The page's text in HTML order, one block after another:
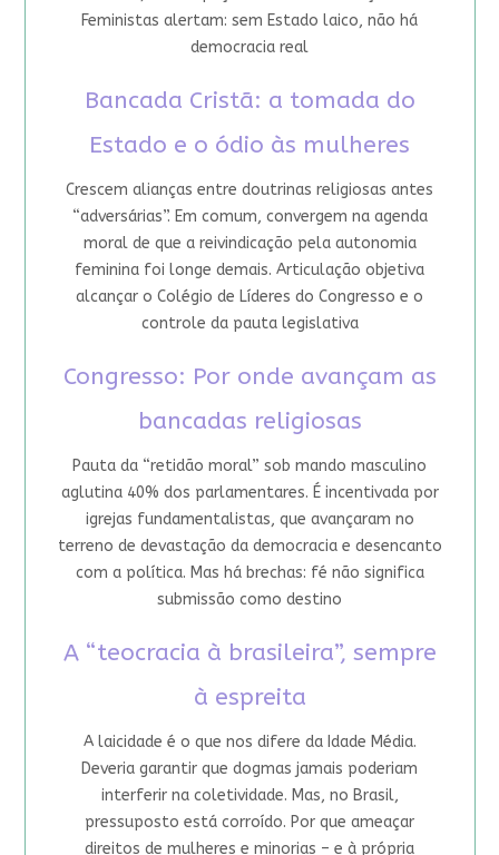
Feministas alertam: sem Estado laico, não há
democracia real
Bancada Cristã: a tomada do
Estado e o ódio às mulheres
Crescem alianças entre doutrinas religiosas antes
“adversárias”. Em comum, convergem na agenda
moral de que a reivindicação pela autonomia
feminina foi longe demais. Articulação objetiva
alcançar o Colégio de Líderes do Congresso e o
controle da pauta legislativa
Congresso: Por onde avançam as
bancadas religiosas
Pauta da “retidão moral” sob mando masculino
aglutina 40% dos parlamentares. É incentivada por
igrejas fundamentalistas, que avançaram no
terreno de devastação da democracia e desencanto
com a política. Mas há brechas: fé não significa
submissão como destino
A “teocracia à brasileira”, sempre
à espreita
A laicidade é o que nos difere da Idade Média.
Deveria garantir que dogmas jamais poderiam
interferir na coletividade. Mas, no Brasil,
pressuposto está corroído. Por que ameaçar
direitos de mulheres e minorias – e à própria